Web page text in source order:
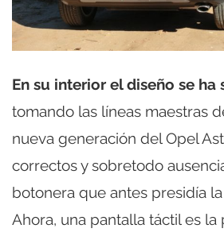
En su interior el diseño se
tomando las líneas maestras
nueva generación del Opel
correctos y sobretodo
botonera que antes presidía
Ahora, una pantalla táctil es la